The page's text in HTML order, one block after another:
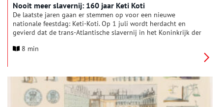
Nooit meer slavernij: 160 jaar Keti Koti
De laatste jaren gaan er stemmen op voor een nieuwe
nationale feestdag: Keti-Koti. Op 1 juli wordt herdacht en
gevierd dat de trans-Atlantische slavernij in het Koninkrijk der
lijkt een recente ontwikkeling, maar al sinds 1863 wordt er op
8 min